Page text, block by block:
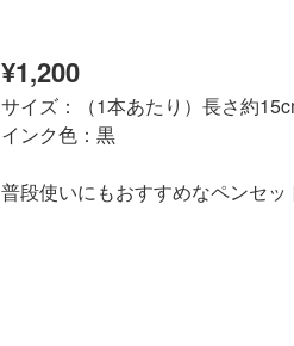
¥1,200
サイズ：（1本あたり）長さ約
インク色：黒
普段使いにもおすすめなペンセッ